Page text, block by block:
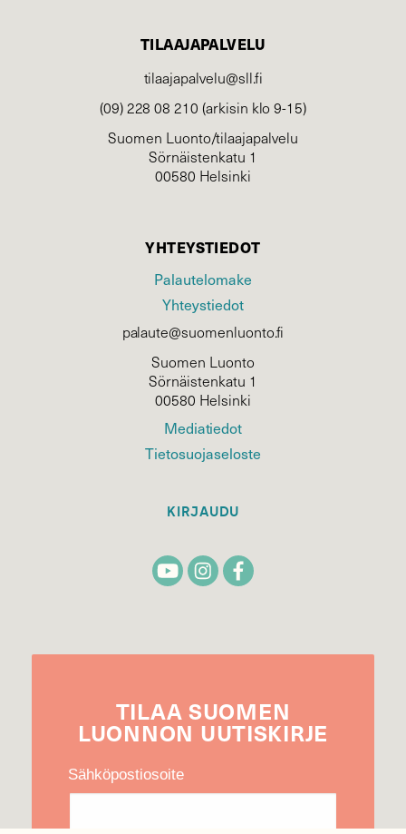
TILAAJAPALVELU
tilaajapalvelu@sll.fi
(09) 228 08 210 (arkisin klo 9-15)
Suomen Luonto/tilaajapalvelu
Sörnäistenkatu 1
00580 Helsinki
YHTEYSTIEDOT
Palautelomake
Yhteystiedot
palaute@suomenluonto.fi
Suomen Luonto
Sörnäistenkatu 1
00580 Helsinki
Mediatiedot
Tietosuojaseloste
KIRJAUDU
TILAA SUOMEN
LUONNON UUTIS­KIRJE
Sähköpostiosoite